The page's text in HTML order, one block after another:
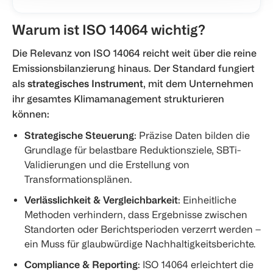
may combine it with other information that you’ve
provided to them or that they’ve collected from your use
of their services.
Warum ist ISO 14064 wichtig?
Die Relevanz von ISO 14064 reicht weit über die reine
Emissionsbilanzierung hinaus. Der Standard fungiert
als strategisches Instrument, mit dem Unternehmen
ihr gesamtes Klimamanagement strukturieren
können:
Strategische Steuerung: Präzise Daten bilden die
Grundlage für belastbare Reduktionsziele, SBTi-
Validierungen und die Erstellung von
Transformationsplänen.
Verlässlichkeit & Vergleichbarkeit: Einheitliche
Methoden verhindern, dass Ergebnisse zwischen
Standorten oder Berichtsperioden verzerrt werden –
ein Muss für glaubwürdige Nachhaltigkeitsberichte.
Compliance & Reporting: ISO 14064 erleichtert die